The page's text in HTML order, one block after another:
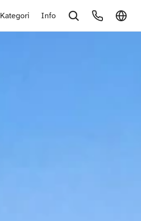
Kategori Info